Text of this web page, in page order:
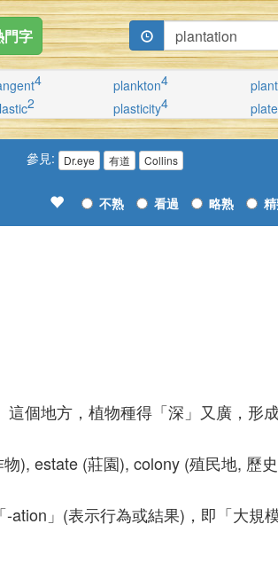
門字
4 plankton4 plant
2 plasticity4 plate
參見: Dr.eye 有道 Collins
不熟 看過 略熟
個地方，植物種得「深」又廣，形
), estate (莊園), colony (殖民地, 歷史
-ation」(表示行為或結果)，即「大規